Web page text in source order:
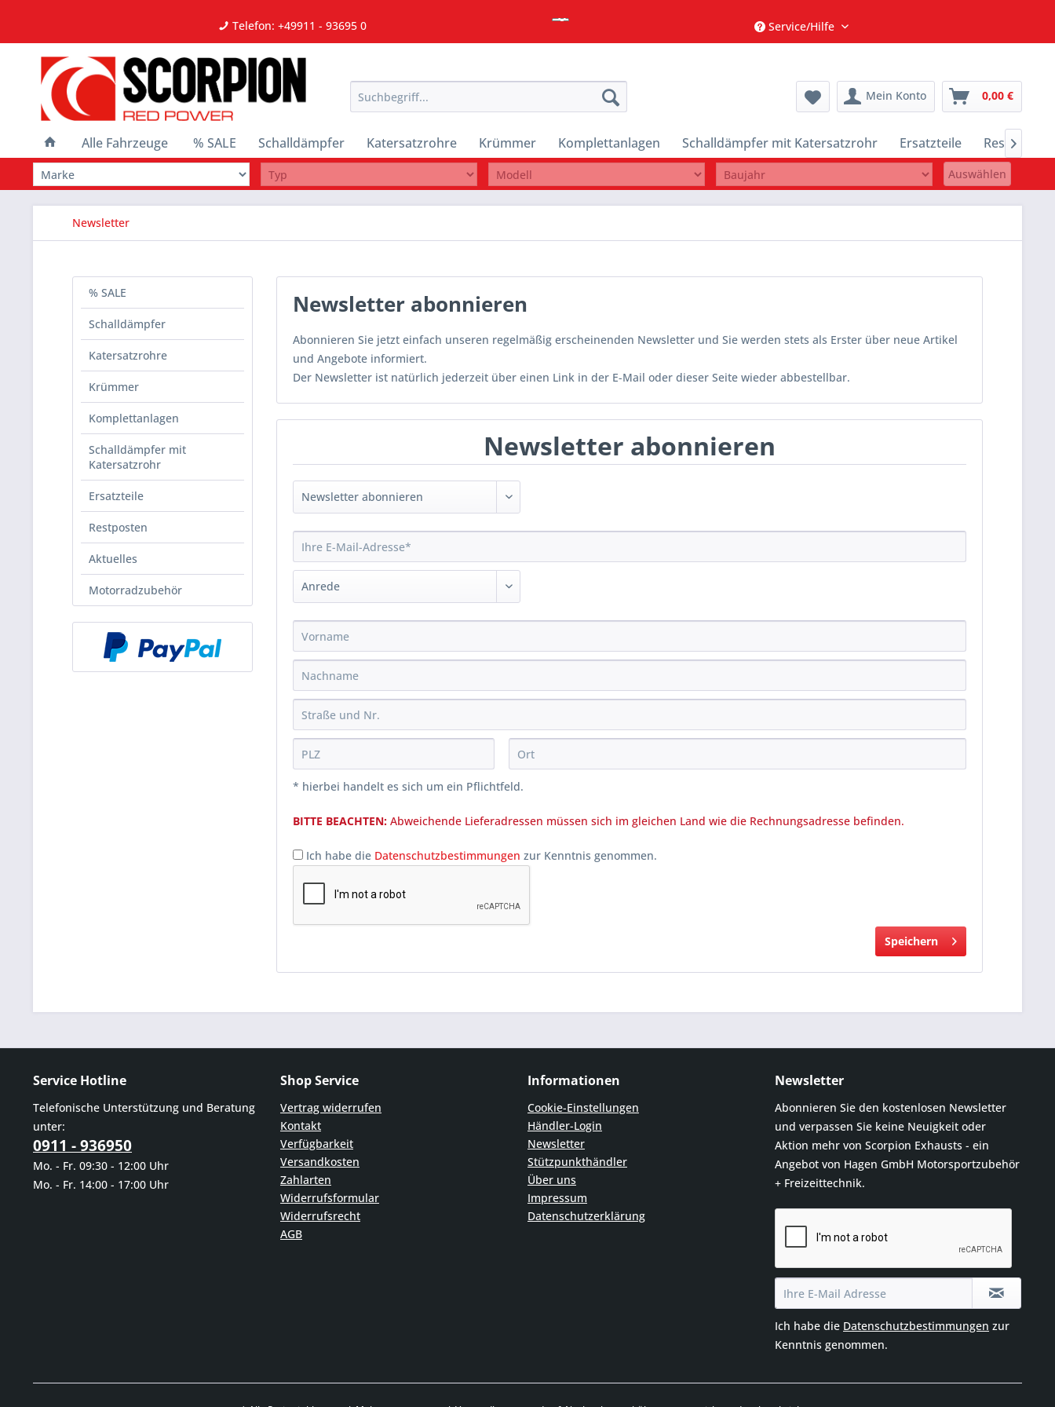
Telefon: +49911 - 93695 0 Service/Hilfe
Mein Konto 0,00 €
Alle Fahrzeuge % SALE Schalldämpfer Katersatzrohre Krümmer Komplettanlagen Schalldämpfer mit Katersatzrohr Ersatzteile Restposten

Auswählen
Newsletter
% SALE
Schalldämpfer
Katersatzrohre
Krümmer
Komplettanlagen
Schalldämpfer mit
Katersatzrohr
Ersatzteile
Restposten
Aktuelles
Motorradzubehör
Newsletter abonnieren
Abonnieren Sie jetzt einfach unseren regelmäßig erscheinenden Newsletter und Sie werden stets als Erster über neue Artikel
und Angebote informiert.
Der Newsletter ist natürlich jederzeit über einen Link in der E-Mail oder dieser Seite wieder abbestellbar.
Newsletter abonnieren
* hierbei handelt es sich um ein Pflichtfeld.
BITTE BEACHTEN: Abweichende Lieferadressen müssen sich im gleichen Land wie die Rechnungsadresse befinden.
Ich habe die Datenschutzbestimmungen zur Kenntnis genommen.
Speichern
Service Hotline
Telefonische Unterstützung und Beratung
unter:
0911 - 936950
Mo. - Fr. 09:30 - 12:00 Uhr
Mo. - Fr. 14:00 - 17:00 Uhr
Shop Service
Vertrag widerrufen
Kontakt
Verfügbarkeit
Versandkosten
Zahlarten
Widerrufsformular
Widerrufsrecht
AGB
Informationen
Cookie-Einstellungen
Händler-Login
Newsletter
Stützpunkthändler
Über uns
Impressum
Datenschutzerklärung
Newsletter
Abonnieren Sie den kostenlosen Newsletter
und verpassen Sie keine Neuigkeit oder
Aktion mehr von Scorpion Exhausts - ein
Angebot von Hagen GmbH Motorsportzubehör
+ Freizeittechnik.
Ich habe die Datenschutzbestimmungen zur
Kenntnis genommen.